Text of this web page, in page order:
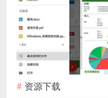
资源下载